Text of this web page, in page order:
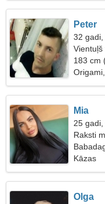
Peter
32 gadi,
Vientuļš
183 cm
Mia
25
Raksti
Kāzas
Olga